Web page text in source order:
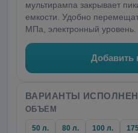
мультирампа закрывает
емкости. Удобно
МПа, электронный уровень.
Добавить
ВАРИАНТЫ
ОБЪЕМ
50 л. 80 л. 100 л.